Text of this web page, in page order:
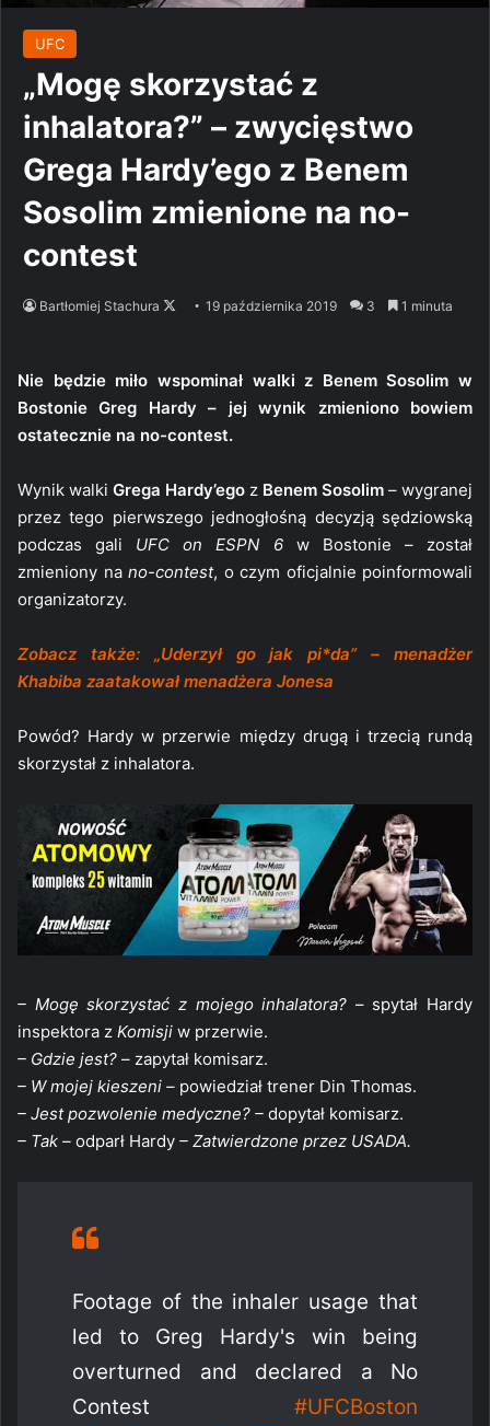
UFC
„Mogę skorzystać z
inhalatora?” – zwycięstwo
Grega Hardy’ego z Benem
Sosolim zmienione na no-
contest
Bartłomiej Stachura
Follow19 października 2019 3 1 minuta
Nie będzie miło wspominał walki z Benem Sosolim w
Bostonie Greg Hardy – jej wynik zmieniono bowiem
ostatecznie na no-contest.
Wynik walki Grega Hardy’ego z Benem Sosolim – wygranej
przez tego pierwszego jednogłośną decyzją sędziowską
podczas gali UFC on ESPN 6w Bostonie – został
zmieniony na no-contest, o czym oficjalnie poinformowali
organizatorzy.
Zobacz także: „Uderzył go jak pi*da” – menadżer
Khabiba zaatakował menadżera Jonesa
Powód? Hardy w przerwie między drugą i trzecią rundą
skorzystał z inhalatora.
– Mogę skorzystać z mojego inhalatora? – spytał Hardy
inspektora z Komisji w przerwie.
– Gdzie jest? – zapytał komisarz.
– W mojej kieszeni – powiedział trener Din Thomas.
– Jest pozwolenie medyczne? – dopytał komisarz.
– Tak – odparł Hardy – Zatwierdzone przez USADA.
Footage of the inhaler usage that
led to Greg Hardy's win being
overturned and declared a No
Contest #UFCBoston